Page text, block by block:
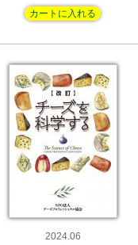
カートに入れる
2024.06